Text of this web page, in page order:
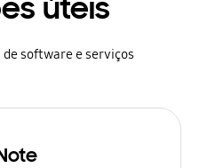
úteis
software e serviços